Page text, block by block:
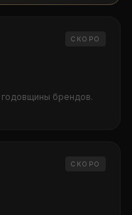
СКОРО
годовщины брендов.
СКОРО